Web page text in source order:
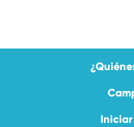
Iniciar